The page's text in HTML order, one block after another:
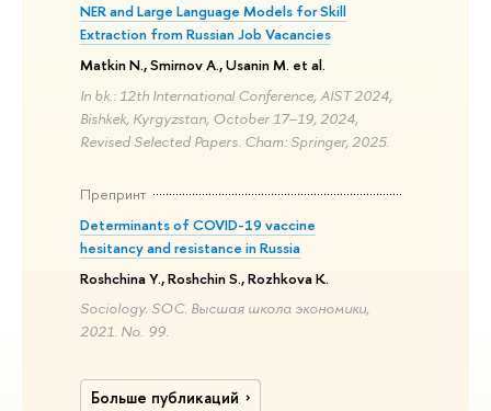
NER and Large Language Models for Skill
Extraction from Russian Job Vacancies
Matkin N., Smirnov A., Usanin M. et al.
In bk.: 12th International Conference, AIST 2024,
Bishkek, Kyrgyzstan, October 17–19, 2024,
Revised Selected Papers. Cham: Springer, 2025.
Препринт
Determinants of COVID-19 vaccine
hesitancy and resistance in Russia
Roshchina Y., Roshchin S., Rozhkova K.
Sociology. SOC. Высшая школа экономики,
2021. No. 99.
Больше публикаций